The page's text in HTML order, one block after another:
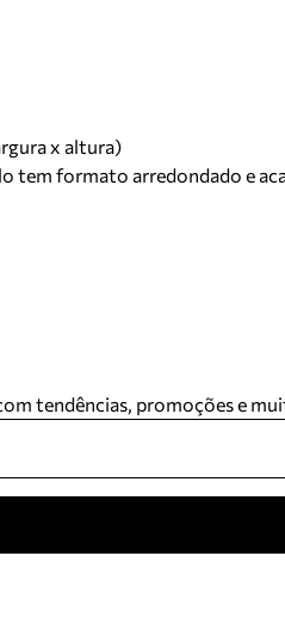
x altura)
tem formato arredondado e
tendências, promoções e